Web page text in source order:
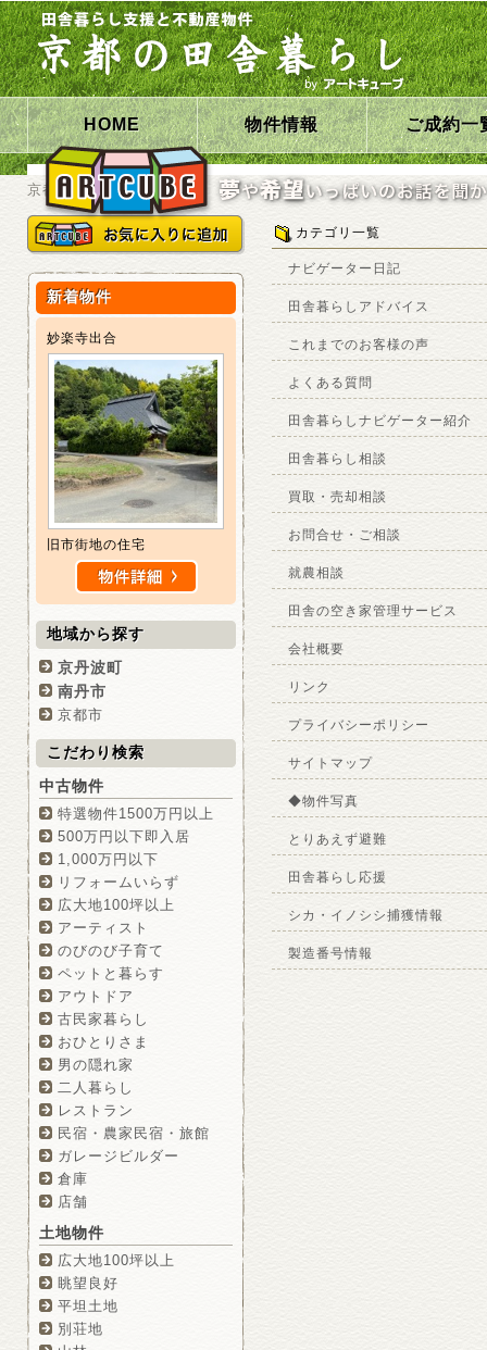
HOME 物件情報 ご成約一
京都の田舎暮らしHOME
カテゴリ一覧
ナビゲーター日記
田舎暮らしアドバイス
これまでのお客様の声
よくある質問
田舎暮らしナビゲーター紹介
田舎暮らし相談
買取・売却相談
お問合せ・ご相談
就農相談
田舎の空き家管理サービス
会社概要
リンク
プライバシーポリシー
サイトマップ
◆物件写真
とりあえず避難
田舎暮らし応援
シカ・イノシシ捕獲情報
製造番号情報
新着物件
妙楽寺出合
旧市街地の住宅
地域から探す
京丹波町
南丹市
京都市
こだわり検索
中古物件
特選物件1500万円以上
500万円以下即入居
1,000万円以下
リフォームいらず
広大地100坪以上
アーティスト
のびのび子育て
ペットと暮らす
アウトドア
古民家暮らし
おひとりさま
男の隠れ家
二人暮らし
レストラン
民宿・農家民宿・旅館
ガレージビルダー
倉庫
店舗
土地物件
広大地100坪以上
眺望良好
平坦土地
別荘地